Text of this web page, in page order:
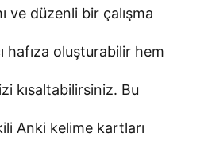
ve düzenli bir çalışma
hafıza oluşturabilir hem
kısaltabilirsiniz. Bu
Anki kelime kartları